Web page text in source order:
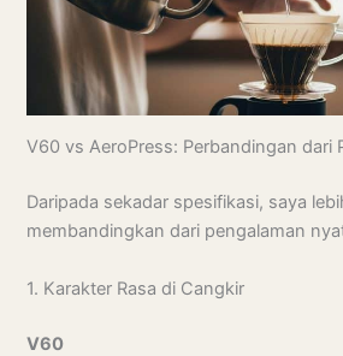
V60 vs AeroPress: Perbandingan dari
Daripada sekadar spesifikasi, saya
membandingkan dari pengalaman
1. Karakter Rasa di Cangkir
V60